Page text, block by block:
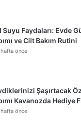
Suyu Faydaları: Evde
ve Cilt Bakım Rutini
önce
Şaşırtacak
Kavanozda Hediye
önce